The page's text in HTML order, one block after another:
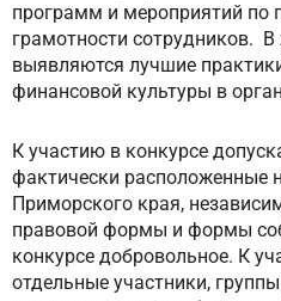
программ и мероприятий
грамотности сотрудников. В
выявляются лучшие
финансовой культуры в
К участию в конкурсе
фактически расположенные
Приморского края,
правовой формы и формы
конкурсе добровольное. К
отдельные участники,